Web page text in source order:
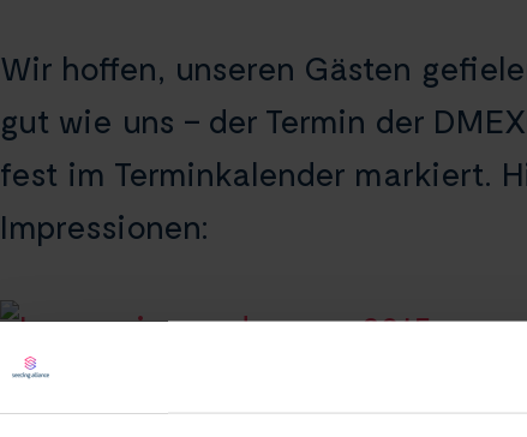
Wir hoffen, unseren Gästen
gut wie uns – der Termin der
fest im Terminkalender markiert.
Impressionen:
Redaktion